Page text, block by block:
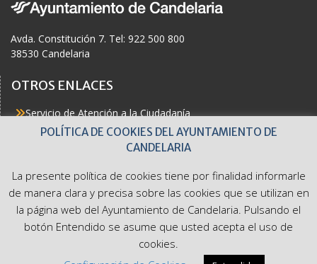
o
k
Avda. Constitución 7. Tel: 922 500 800
38530 Candelaria
OTROS ENLACES
Servicio de Atención a la Ciudadanía
Actualidad
Buzón del Ciudadano
Accesibilidad
Ayuntamiento de Candelaria. Avda. Constitución 7. Tel: 922
POLÍTICA DE COOKIES DEL AYUNTAMIENTO DE
CANDELARIA
La presente política de cookies tiene por finalidad informarle
de manera clara y precisa sobre las cookies que se utilizan en
la página web del Ayuntamiento de Candelaria. Pulsando el
botón Entendido se asume que usted acepta el uso de
cookies.